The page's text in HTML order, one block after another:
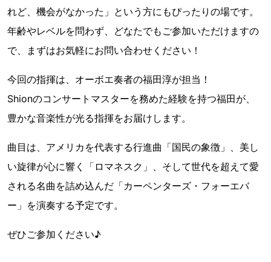
れど、機会がなかった」という方にもぴったりの場です。
年齢やレベルを問わず、どなたでもご参加いただけますの
で、まずはお気軽にお問い合わせください！
今回の指揮は、オーボエ奏者の福田淳が担当！
Shionのコンサートマスターを務めた経験を持つ福田が、
豊かな音楽性が光る指揮をお届けします。
曲目は、アメリカを代表する行進曲「国民の象徴」、美し
い旋律が心に響く「ロマネスク」、そして世代を超えて愛
される名曲を詰め込んだ「カーペンターズ・フォーエバ
ー」を演奏する予定です。
ぜひご参加ください♪